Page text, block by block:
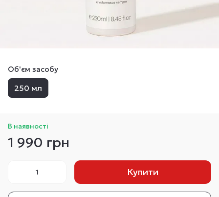
Об'єм засобу
250 мл
В наявності
1 990 грн
Купити